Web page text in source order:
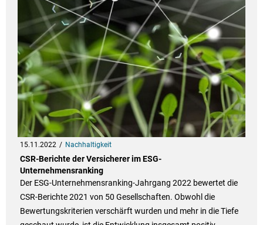
15.11.2022 Nachhaltigkeit
CSR-Berichte der Versicherer im ESG-
Unternehmensranking
Der ESG-Unternehmensranking-Jahrgang 2022 bewertet die
CSR-Berichte 2021 von 50 Gesellschaften. Obwohl die
Bewertungskriterien verschärft wurden und mehr in die Tiefe